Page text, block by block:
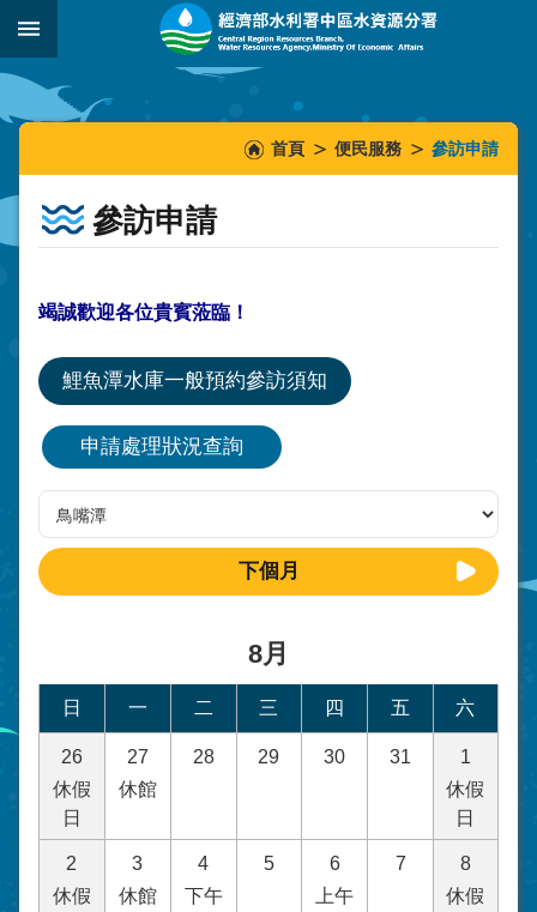
跳到主要內容區塊
_
::::::
首頁 便民服務 參訪申請
參訪申請
竭誠歡迎各位貴賓蒞臨！
鯉魚潭水庫一般預約參訪須知
申請處理狀況查詢
下個月
8月
日 一 二 三 四 五 六
26
休假
日
27
休館
28 29 30 31
1
休假
日
2
休假
3
休館
4
下午
5
6
上午
7
8
休假